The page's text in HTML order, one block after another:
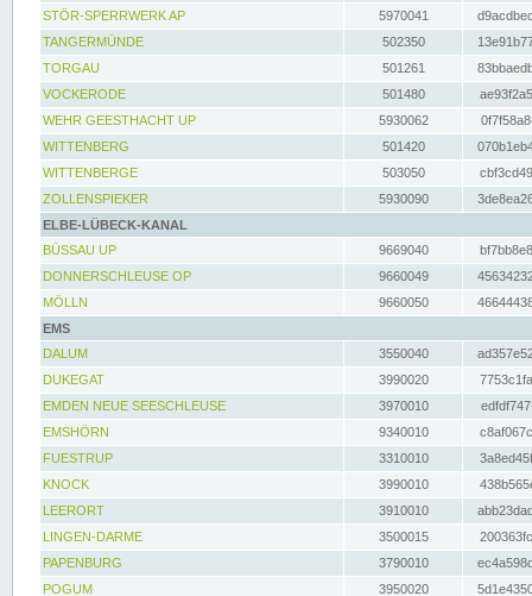
STÖR-SPERRWERK AP 5970041
TANGERMÜNDE
502350
TORGAU
501261
VOCKERODE
501480
WEHR GEESTHACHT UP
5930062
WITTENBERG
501420
WITTENBERGE
503050
ZOLLENSPIEKER
5930090
ELBE-LÜBECK-KANAL
BÜSSAU UP
9669040
DONNERSCHLEUSE OP
9660049
MÖLLN
9660050
EMS
DALUM
3550040
DUKEGAT
3990020
EMDEN NEUE SEESCHLEUSE
3970010
EMSHÖRN
9340010
FUESTRUP
3310010
KNOCK
3990010
LEERORT
3910010
LINGEN-DARME
3500015
PAPENBURG
3790010
POGUM
3950020